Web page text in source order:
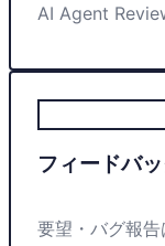
AI Agent
フィードバ
要望・バグ報告